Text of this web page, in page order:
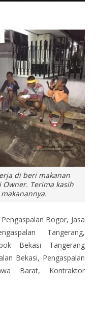
di beri makanan
Owner. Terima kasih
makanannya.
Bogor, Jasa
Tangerang,
Bekasi Tangerang
Bekasi, Pengaspalan
Barat, Kontraktor